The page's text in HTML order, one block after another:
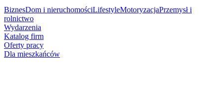
BiznesDom i nieruchomościLifestyleMotoryzacjaPrzemysł i
rolnictwo
Wydarzenia
Katalog firm
Oferty pracy
Dla mieszkańców